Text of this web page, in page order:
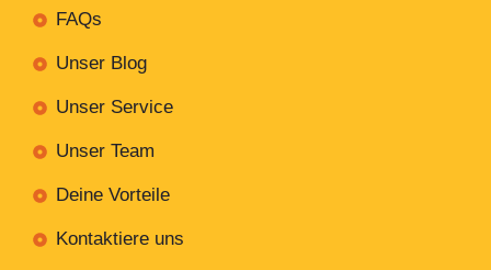
FAQs
Unser Blog
Unser Service
Unser Team
Deine Vorteile
Kontaktiere uns